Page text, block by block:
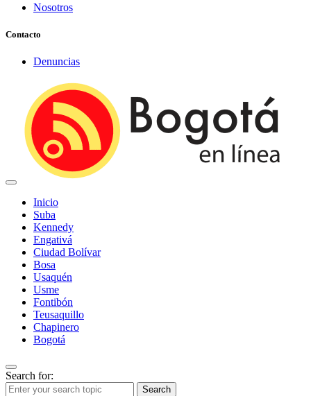
Nosotros
Contacto
Denuncias
Inicio
Suba
Kennedy
Engativá
Ciudad Bolívar
Bosa
Usaquén
Usme
Fontibón
Teusaquillo
Chapinero
Bogotá
Search for:
Search